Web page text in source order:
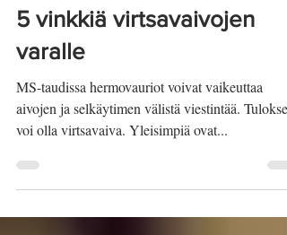
5.10.2017
5 vinkkiä virtsavaivojen
varalle
MS-taudissa hermovauriot voivat vaikeuttaa
aivojen ja selkäytimen välistä viestintää.
voi olla virtsavaiva. Yleisimpiä ovat...